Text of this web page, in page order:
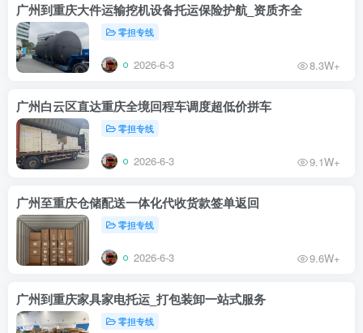
广州到重庆大件运输挖机设备托运保险护航_资质齐全
零担专线
2026-6-3 8.3W+
广州白云区直达重庆全境回程车调度超低价拼车
零担专线
2026-6-3 9.1W+
广州至重庆仓储配送一体化代收货款签单返回
零担专线
2026-6-3 9.6W+
广州到重庆家具家电托运_打包装卸一站式服务
零担专线